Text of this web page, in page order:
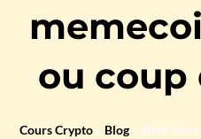
ou coup
Cours Crypto » Blog » Slerf